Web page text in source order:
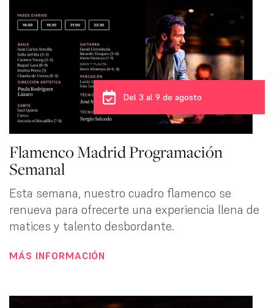
Del 3 al 9 de agosto
Flamenco Madrid Programación
Semanal
Esta semana, nuestro cuadro flamenco se
renueva para ofrecerte una experiencia llena de
matices y talento desbordante.
MÁS INFORMACIÓN